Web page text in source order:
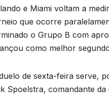
e Miami voltam a
que ocorre
o Grupo B com
como melhor
de sexta-feira serve,
Spoelstra, comandante